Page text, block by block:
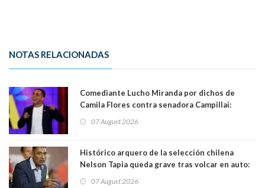
NOTAS RELACIONADAS
Comediante Lucho Miranda por dichos de
Camila Flores contra senadora Campillai:
forma de quitar dignidad"
07 August 2026
Histórico arquero de la selección chilena
Nelson Tapia queda grave tras volcar en auto:
07 August 2026